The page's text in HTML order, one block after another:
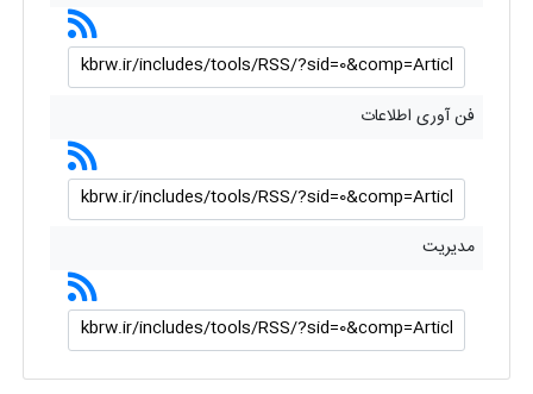
فن آوری اطلاعات
مدیریت